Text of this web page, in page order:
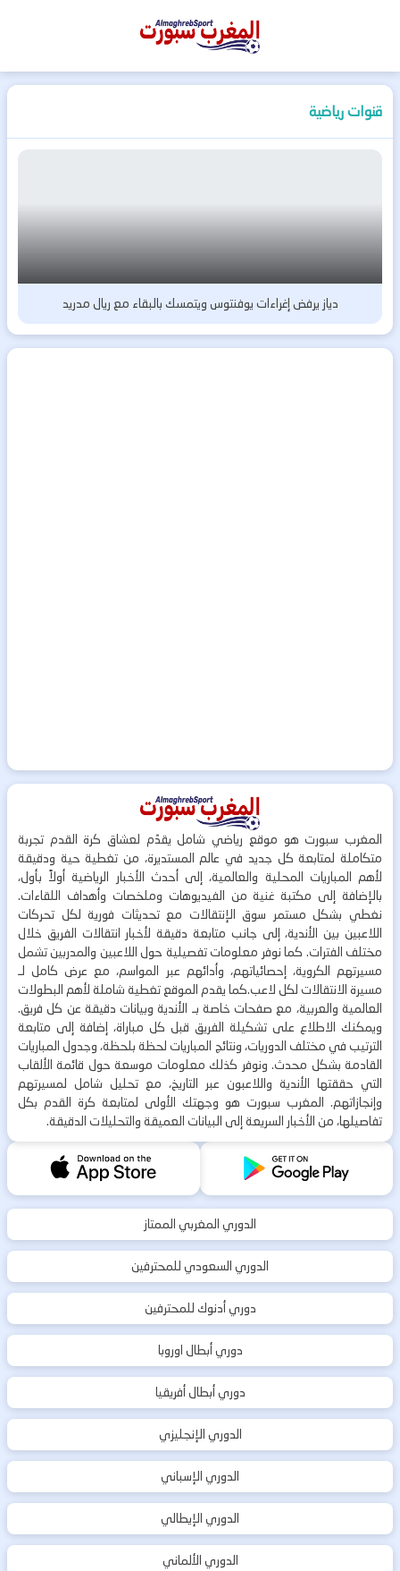
المغرب
قنوات رياضية
دياز يرفض إغراءات يوفنتوس ويتمسك بالبقاء مع ريال مدريد
المغرب سبورت هو موقع رياضي شامل يقدّم لعشاق كرة القدم تجربة
متكاملة لمتابعة كل جديد في عالم المستديرة، من تغطية حية ودقيقة
لأهم المباريات المحلية والعالمية، إلى أحدث الأخبار الرياضية أولاً بأول،
بالإضافة إلى مكتبة غنية من الفيديوهات وملخصات وأهداف اللقاءات.
نغطي بشكل مستمر سوق الإنتقالات مع تحديثات فورية لكل تحركات
اللاعبين بين الأندية، إلى جانب متابعة دقيقة لأخبار انتقالات الفريق خلال
مختلف الفترات. كما نوفر معلومات تفصيلية حول اللاعبين والمدربين تشمل
مسيرتهم الكروية، إحصائياتهم، وأدائهم عبر المواسم، مع عرض كامل لـ
مسيرة الانتقالات لكل لاعب.كما يقدم الموقع تغطية شاملة لأهم البطولات
العالمية والعربية، مع صفحات خاصة بـ الأندية وبيانات دقيقة عن كل فريق.
ويمكنك الاطلاع على تشكيلة الفريق قبل كل مباراة، إضافة إلى متابعة
الترتيب في مختلف الدوريات، ونتائج المباريات لحظة بلحظة، وجدول المباريات
القادمة بشكل محدث. ونوفر كذلك معلومات موسعة حول قائمة الألقاب
التي حققتها الأندية واللاعبون عبر التاريخ، مع تحليل شامل لمسيرتهم
وإنجازاتهم. المغرب سبورت هو وجهتك الأولى لمتابعة كرة القدم بكل
تفاصيلها، من الأخبار السريعة إلى البيانات العميقة والتحليلات الدقيقة.
الدوري المغربي الممتاز
الدوري السعودي للمحترفين
دوري أدنوك للمحترفين
دوري أبطال اوروبا
دوري أبطال أفريقيا
الدوري الإنجليزي
الدوري الإسباني
الدوري الإيطالي
الدوري الألماني